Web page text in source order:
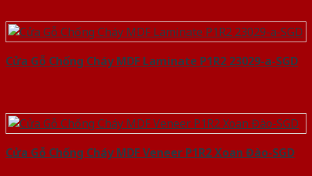
Cửa Gỗ Chống Cháy MDF Laminate P1R2 23029-a-SGD
Cửa Gỗ Chống Cháy MDF Veneer P1R2 Xoan Đào-SGD